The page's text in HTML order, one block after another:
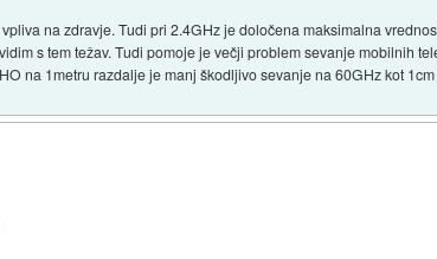
na zdravje. Tudi pri 2.4GHz je določena maksimalna
s tem težav. Tudi pomoje je večji problem sevanje mobilnih
na 1metru razdalje je manj škodljivo sevanje na 60GHz kot